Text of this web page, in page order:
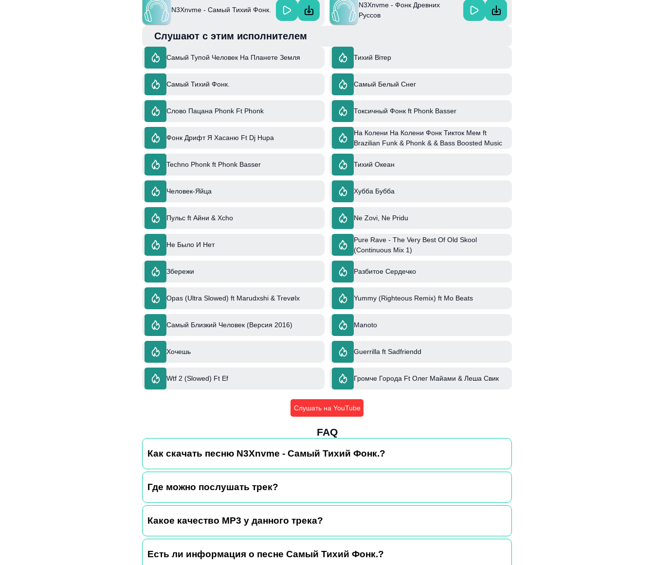
N3Xnvme - Самый Тихий Фонк.
N3Xnvme - Фонк Древних
Руссов
Слушают с этим исполнителем
Самый Тупой Человек На Планете Земля Тихий Вітер
Самый Тихий Фонк. Самый Белый Снег
Слово Пацана Phonk Ft Phonk Токсичный Фонк ft Phonk Basser
Фонк Дрифт Я Хасаню Ft Dj Hupa
На Колени На Колени Фонк Тикток Мем ft
Brazilian Funk & Phonk & & Bass Boosted Music
Techno Phonk ft Phonk Basser Тихий Океан
Человек-Яйца Хубба Бубба
Пульс ft Айни & Xcho Ne Zovi, Ne Pridu
Не Было И Нет
Pure Rave - The Very Best Of Old Skool
(Continuous Mix 1)
Збережи Разбитое Сердечко
Opas (Ultra Slowed) ft Marudxshi & Trevølx Yummy (Righteous Remix) ft Mo Beats
Самый Близкий Человек (Версия 2016) Manoto
Хочешь Guerrilla ft Sadfriendd
Wtf 2 (Slowed) Ft Ef Громче Города Ft Олег Майами & Леша Свик
Слушать на YouTube
FAQ
Как скачать песню N3Xnvme - Самый Тихий Фонк.?
Где можно послушать трек?
Какое качество MP3 у данного трека?
Есть ли информация о песне Самый Тихий Фонк.?